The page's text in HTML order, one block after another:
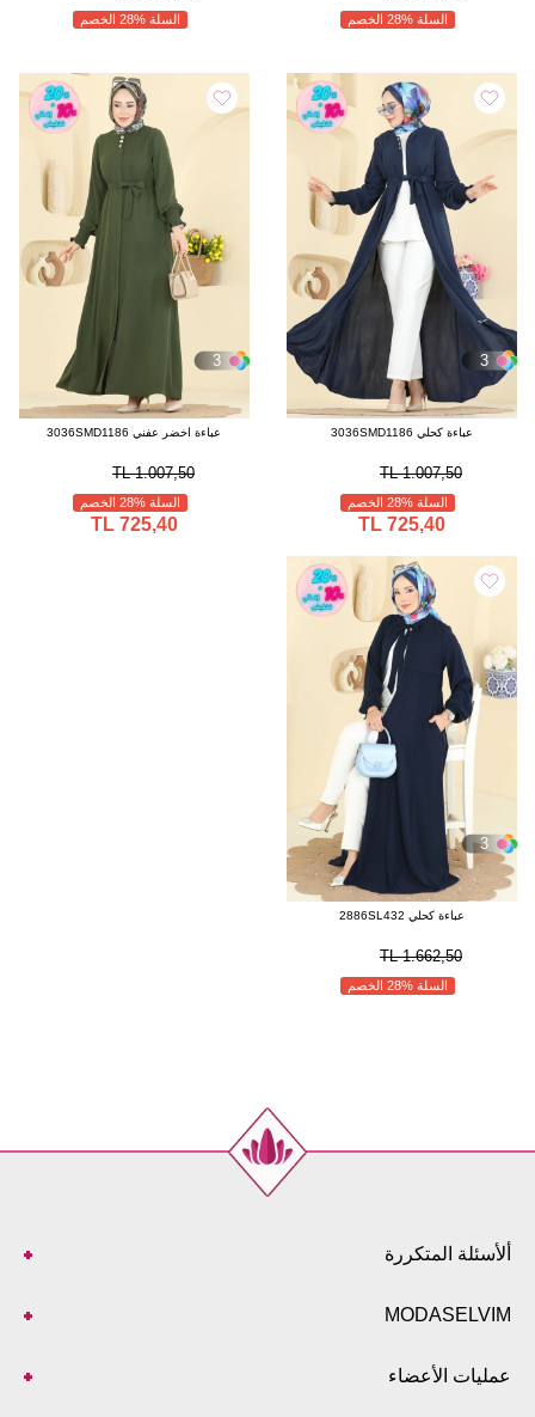
السلة %28 الخصم السلة %28 الخصم
3
عباءة كحلي 3036SMD1186
1.007,50 TL
السلة %28 الخصم
725,40 TL
3
عباءة اخضر عفني 3036SMD1186
1.007,50 TL
السلة %28 الخصم
725,40 TL
3
عباءة كحلي 2886SL432
1.662,50 TL
السلة %28 الخصم
ألأسئلة المتكررة
MODASELVIM
عمليات الأعضاء